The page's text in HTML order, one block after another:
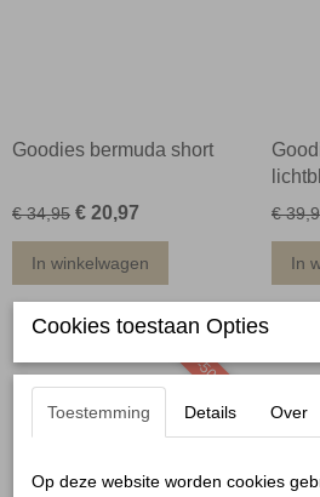
Goodies bermuda short
€ 34,95 € 20,97
In winkelwagen
€
In
-50%
Cookies toestaan Opties
Toestemming Details Over
Op deze website worden cookies